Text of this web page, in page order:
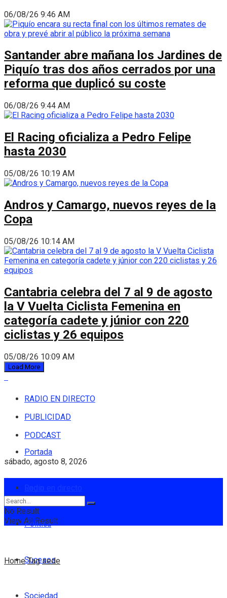
06/08/26 9:46 AM
Santander abre mañana los Jardines de
Piquío tras dos años cerrados por una
reforma que duplicó su coste
06/08/26 9:44 AM
El Racing oficializa a Pedro Felipe
hasta 2030
05/08/26 10:19 AM
Andros y Camargo, nuevos reyes de la
Copa
05/08/26 10:14 AM
Cantabria celebra del 7 al 9 de agosto
la V Vuelta Ciclista Femenina en
categoría cadete y júnior con 220
ciclistas y 26 equipos
05/08/26 10:09 AM
Load More
RADIO EN DIRECTO
PUBLICIDAD
PODCAST
sábado, agosto 8, 2026
Portada
Política
Sucesos
Sociedad
No Result
View All Result
Home Tag sede